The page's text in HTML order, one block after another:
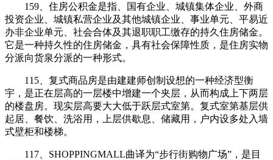
159、住房公积金是指、国有企业、城镇集体企业、外商
投资企业、城镇私营企业及其他城镇企业、事业单元、平易近
办非企业单元、社会合体及其退职职工缴存的持久住房储金。
它是一种持久性的住房储金，具有社会保障性质，是住房实物
分派向货泉分派的一种形式。
115、复式商品房是由建建师创制设想的一种经济型衡
宇，是正在层高的一层楼中增建一个夹层，从而构成上下两层
的楼盘房。现实层高要大大低于跃层式室第。复式室第基层供
起居、餐饮、洗浴用，上层供歇息、储藏用，户内设多处入墙
式壁柜和楼梯。
117、SHOPPINGMALL曲译为“步行街购物广场”，是目